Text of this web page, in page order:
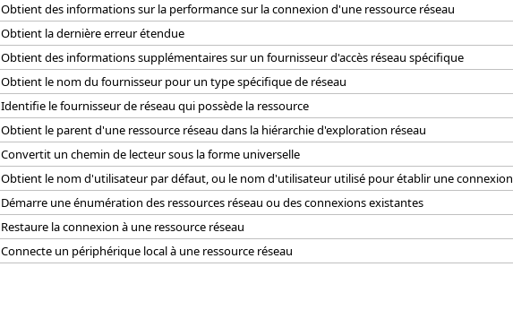
Obtient des informations sur la performance sur la connexion d'une ressource réseau
Obtient la dernière erreur étendue
Obtient des informations supplémentaires sur un fournisseur d'accès réseau spécifique
Obtient le nom du fournisseur pour un type spécifique de réseau
Identifie le fournisseur de réseau qui possède la ressource
Obtient le parent d'une ressource réseau dans la hiérarchie d'exploration réseau
Convertit un chemin de lecteur sous la forme universelle
Obtient le nom d'utilisateur par défaut, ou le nom d'utilisateur utilisé pour établir une connexion
Démarre une énumération des ressources réseau ou des connexions existantes
Restaure la connexion à une ressource réseau
Connecte un périphérique local à une ressource réseau